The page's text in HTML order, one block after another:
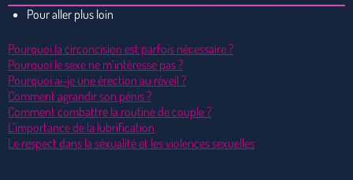
Pour aller plus loin
Pourquoi la circoncision est parfois nécessaire ?
Pourquoi le sexe ne m’intéresse pas ?
Pourquoi ai-je une érection au réveil ?
Comment agrandir son pénis ?
Comment combattre la routine de couple ?
L’importance de la lubrification
Le respect dans la séxualité et les violences sexuelles